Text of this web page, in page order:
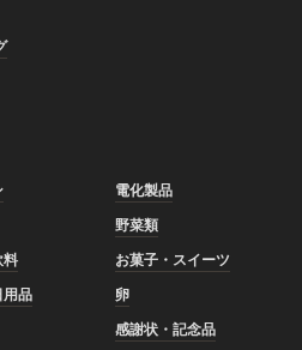
電化製品
野菜類
料
お菓子・スイーツ
用品
卵
感謝状・記念品